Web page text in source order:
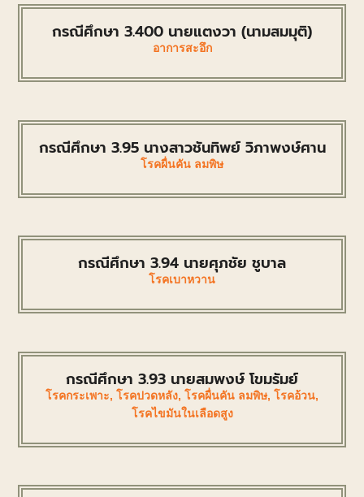
กรณีศึกษา 3.400 นายแตงวา (นามสมมุติ)
อาการสะอึก
กรณีศึกษา 3.95 นางสาวชันทิพย์ วิภาพงษ์ศาน
โรคผื่นคัน ลมพิษ
กรณีศึกษา 3.94 นายศุภชัย ชูบาล
โรคเบาหวาน
กรณีศึกษา 3.93 นายสมพงษ์ โขมรัมย์
โรคกระเพาะ, โรคปวดหลัง, โรคผื่นคัน ลมพิษ, โรคอ้วน,
โรคไขมันในเลือดสูง